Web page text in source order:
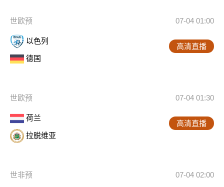
世欧预 07-04 01:00
以色列
德国
高清直播
世欧预 07-04 01:30
荷兰
拉脱维亚
高清直播
世非预 07-04 02:00